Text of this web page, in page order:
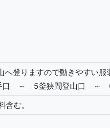
登りますので動きやすい
～ 5釜狭間登山口 ～
む。